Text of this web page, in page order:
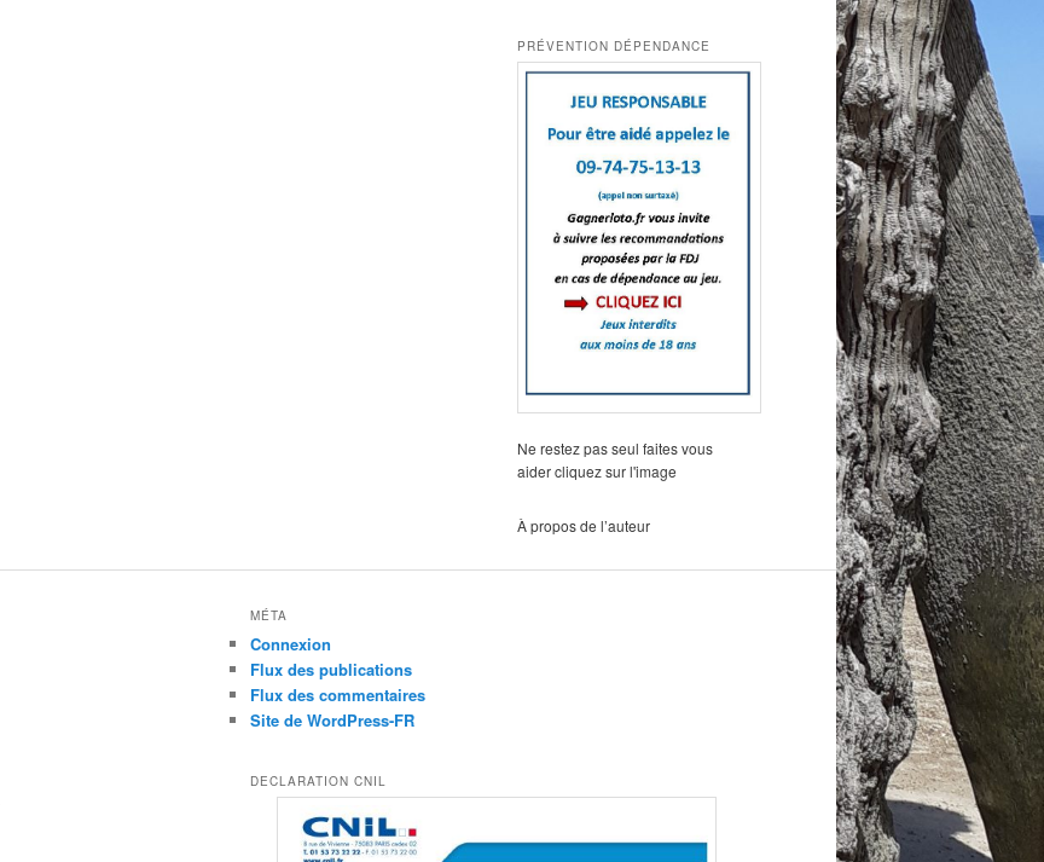
PRÉVENTION DÉPENDANCE
Ne restez pas seul faites vous
aider cliquez sur l'image
À propos de l’auteur
MÉTA
Connexion
Flux des publications
Flux des commentaires
Site de WordPress-FR
DECLARATION CNIL